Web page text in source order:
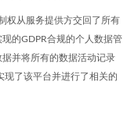
权从服务提供方交回了所有
的GDPR合规的个人数据管
并将所有的数据活动记录
现了该平台并进行了相关的